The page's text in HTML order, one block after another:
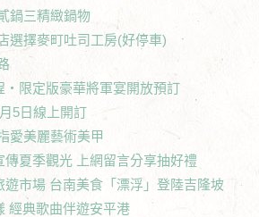
鍋三精緻鍋物
選擇麥町吐司工房(好停車)
‧限定版豪華將軍宴開放預訂
5日線上開訂
愛美麗藝術美甲
傳夏季觀光 上網留言分享抽好禮
市場 台南美食「漂浮」登陸吉隆坡
經典歌曲伴遊安平港